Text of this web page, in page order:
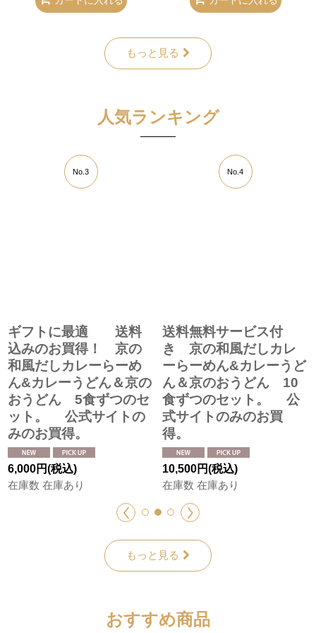
もっと見る
人気ランキング
No.3
ギフトに最適 送料
込みのお買得！ 京の
和風だしカレーらーめ
ん&カレーうどん＆京の
おうどん 5食ずつのセ
ット。 公式サイトの
みのお買得。
6,000円(税込)
在庫数 在庫あり
No.4
送料無料サービス付
き 京の和風だしカレ
ーらーめん&カレーうど
ん＆京のおうどん 10
食ずつのセット。 公
式サイトのみのお買
得。
10,500円(税込)
在庫数 在庫あり
もっと見る
おすすめ商品